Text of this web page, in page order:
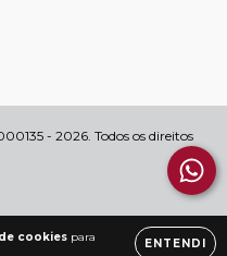
cookies para
ENTENDI
- 2026. Todos os direitos